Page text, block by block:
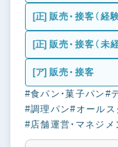
[正] 販売・接客（経
[正] 販売・接客（未
[ア] 販売・接客
#食パン・菓子パン #
#調理パン#オール
#店舗運営・マネジメ